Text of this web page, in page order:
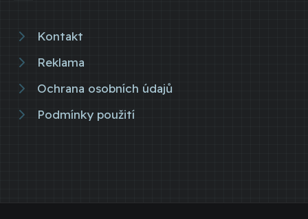
Kontakt
Reklama
Ochrana osobních údajů
Podmínky použití